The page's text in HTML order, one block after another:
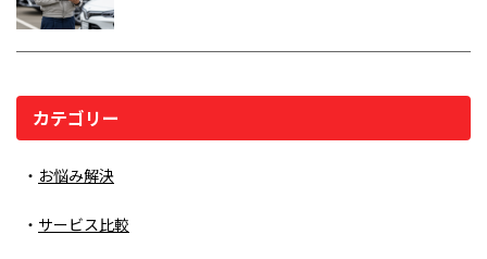
カテゴリー
お悩み解決
サービス比較